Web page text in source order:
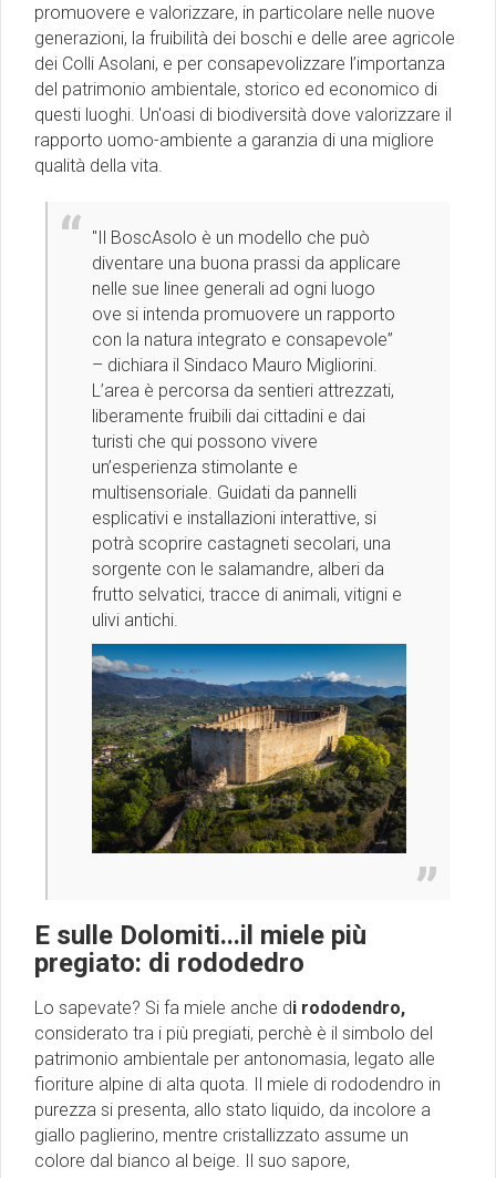
promuovere e valorizzare, in particolare nelle nuove
generazioni, la fruibilità dei boschi e delle aree agricole
dei Colli Asolani, e per consapevolizzare l’importanza
del patrimonio ambientale, storico ed economico di
questi luoghi. Un'oasi di biodiversità dove valorizzare il
rapporto uomo-ambiente a garanzia di una migliore
qualità della vita.
''Il BoscAsolo è un modello che può
diventare una buona prassi da applicare
nelle sue linee generali ad ogni luogo
ove si intenda promuovere un rapporto
con la natura integrato e consapevole”
– dichiara il Sindaco Mauro Migliorini.
L’area è percorsa da sentieri attrezzati,
liberamente fruibili dai cittadini e dai
turisti che qui possono vivere
un’esperienza stimolante e
multisensoriale. Guidati da pannelli
esplicativi e installazioni interattive, si
potrà scoprire castagneti secolari, una
sorgente con le salamandre, alberi da
frutto selvatici, tracce di animali, vitigni e
ulivi antichi.
E sulle Dolomiti...il miele più
pregiato: di rododedro
Lo sapevate? Si fa miele anche di rododendro,
considerato tra i più pregiati, perchè è il simbolo del
patrimonio ambientale per antonomasia, legato alle
fioriture alpine di alta quota. Il miele di rododendro in
purezza si presenta, allo stato liquido, da incolore a
giallo paglierino, mentre cristallizzato assume un
colore dal bianco al beige. Il suo sapore,